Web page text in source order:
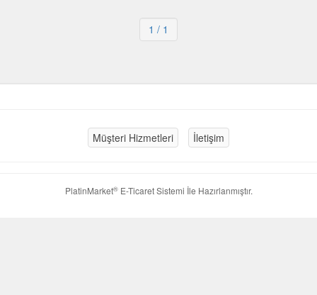
1 / 1
Müşteri Hizmetleri İletişim
PlatinMarket®E-Ticaret Sistemi İle Hazırlanmıştır.